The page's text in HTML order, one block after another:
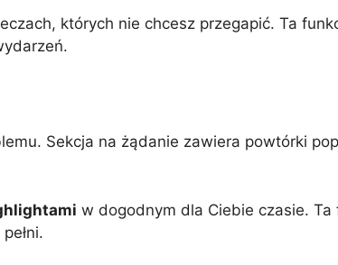
których nie chcesz przegapić. Ta
Sekcja na żądanie zawiera powtórki
w dogodnym dla Ciebie czasie. Ta